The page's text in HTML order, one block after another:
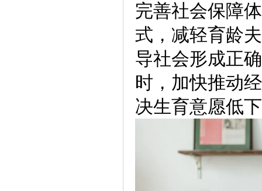
完善社会保障
式，减轻育龄
导社会形成正
时，加快推动
决生育意愿低